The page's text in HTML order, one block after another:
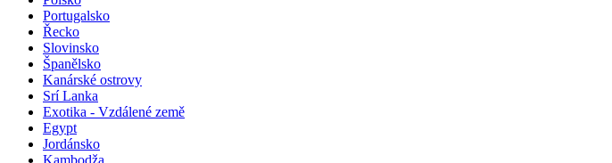
Portugalsko
Řecko
Slovinsko
Španělsko
Kanárské ostrovy
Srí Lanka
Exotika - Vzdálené země
Egypt
Jordánsko
Kambodža